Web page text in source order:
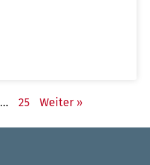
… 25 Weiter »